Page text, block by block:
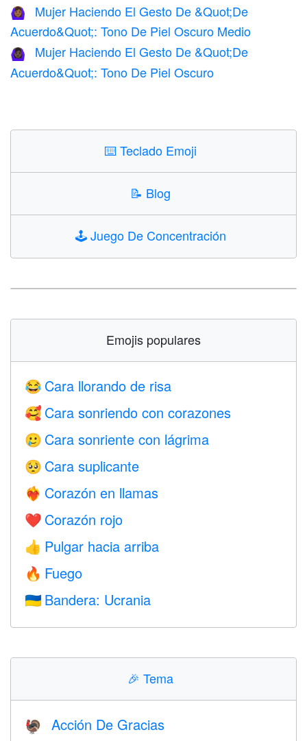
🙆🏾‍♀️
Mujer Haciendo El Gesto De &Quot;De
Acuerdo&Quot;: Tono De Piel Oscuro Medio
🙆🏿‍♀️
Mujer Haciendo El Gesto De &Quot;De
Acuerdo&Quot;: Tono De Piel Oscuro
⌨️Teclado Emoji
📝 Blog
🕹️Juego De Concentración
Emojis populares
😂 Cara llorando de risa
🥰 Cara sonriendo con corazones
🥲 Cara sonriente con lágrima
🥺 Cara suplicante
❤️‍🔥 Corazón en llamas
❤️ Corazón rojo
👍 Pulgar hacia arriba
🔥 Fuego
🇺🇦 Bandera: Ucrania
🎉 Tema
🦃 Acción De Gracias